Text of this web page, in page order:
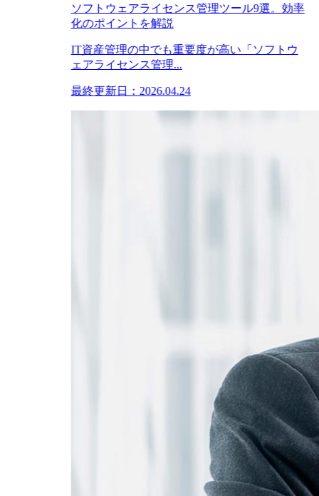
ソフトウェアライセンス管理ツール9選。効率
化のポイントを解説
IT資産管理の中でも重要度が高い「ソフトウ
ェアライセンス管理...
最終更新日：2026.04.24